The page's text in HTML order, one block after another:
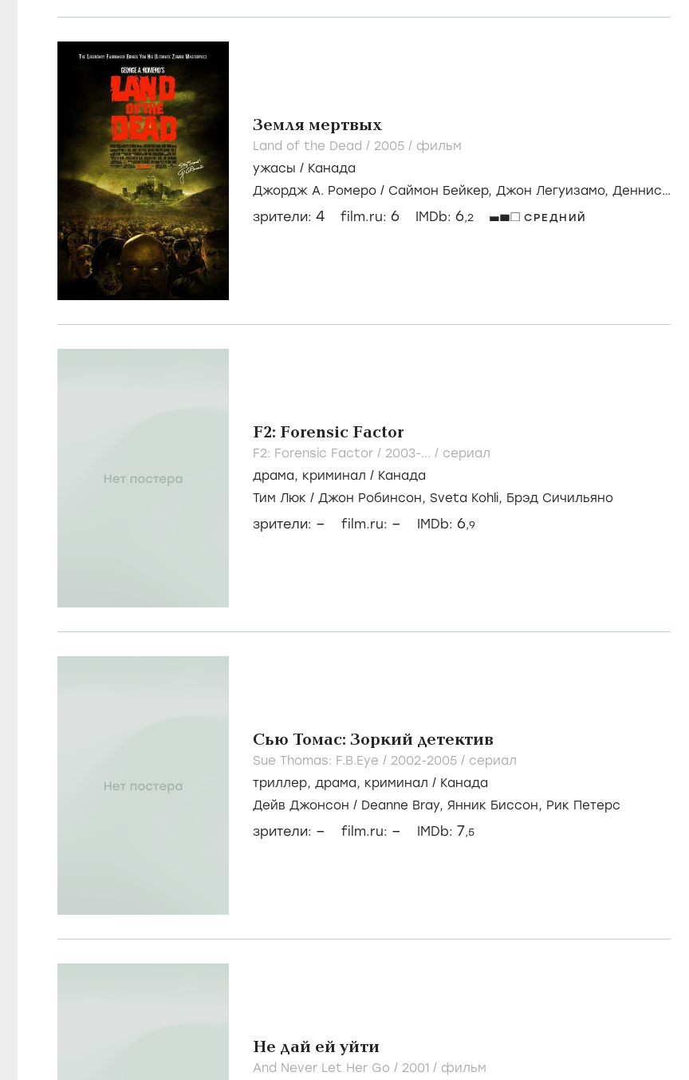
Земля мертвых
Land of the Dead / 2005 / фильм
ужасы / Канада
Джордж А. Ромеро / Саймон Бейкер, Джон Легуизамо, Деннис
зрители: 4 film.ru: 6 IMDb: 6,2 СРЕДНИЙ
F2: Forensic Factor
F2: Forensic Factor / 2003-... / сериал
драма, криминал / Канада
Тим Люк / Джон Робинсон, Sveta Kohli, Брэд Сичильяно
зрители: – film.ru: – IMDb: 6,9
Сью Томас: Зоркий детектив
Sue Thomas: F.B.Eye / 2002-2005 / сериал
триллер, драма, криминал / Канада
Дейв Джонсон / Deanne Bray, Янник Биссон, Рик Петерс
зрители: – film.ru: – IMDb: 7,5
Не дай ей уйти
And Never Let Her Go / 2001 / фильм